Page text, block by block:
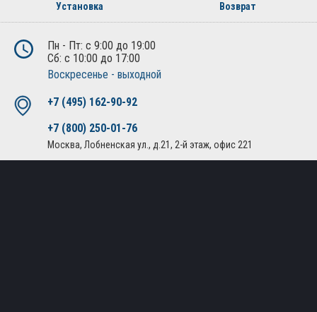
Установка Возврат
Пн - Пт: с 9:00 до 19:00
Сб: с 10:00 до 17:00
Воскресенье - выходной
+7 (495) 162-90-92
+7 (800) 250-01-76
Москва, Лобненская ул., д.21, 2-й этаж, офис 221